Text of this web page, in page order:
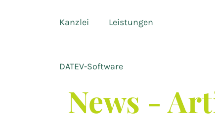
Kanzlei Leistungen
DATEV-Software
News -